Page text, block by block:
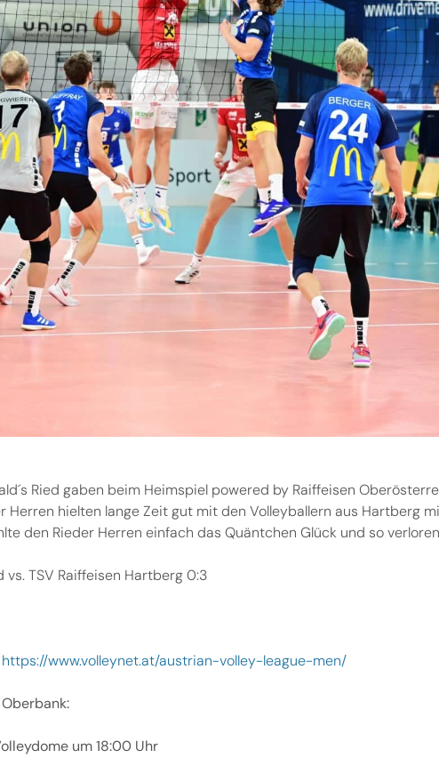
Ried gaben beim Heimspiel powered by Raiffeisen
Herren hielten lange Zeit gut mit den Volleyballern aus Hartberg
den Rieder Herren einfach das Quäntchen Glück und so
vs. TSV Raiffeisen Hartberg 0:3
https://www.volleynet.at/austrian-volley-league-men/
um 18:00 Uhr